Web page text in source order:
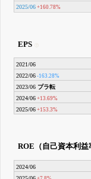
2025/06 +160.78%
EPS
2021/06
2022/06 -163.28%
2023/06 プラ転
2024/06 +13.69%
2025/06 +153.3%
ROE（自己資本利益
2024/06